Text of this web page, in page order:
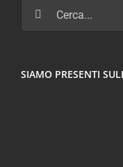
Cerca
per:
SIAMO PRESENTI